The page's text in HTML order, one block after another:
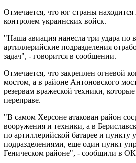
Отмечается, что юг страны
контролем украинских войск.
"Наша авиация нанесла три удара по
артиллерийские подразделения
задач", - говорится в сообщении.
Отмечается, что закреплен огневой
мостом, а в районе Антоновского
резервам вражеской техники,
переправе.
"В самом Херсоне атакован район
вооружения и техники, а в
по артиллерийской батарее и пункту
подразделениями, еще один пункт
Геническом районе", - сообщили в